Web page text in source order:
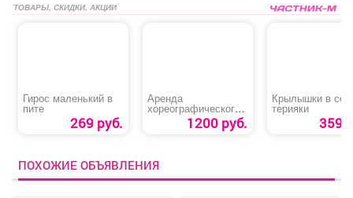
ТОВАРЫ, СКИДКИ, АКЦИИ
Гирос маленький в
пите
269 руб.
Аренда
хореографического
зала 1200 руб.
Крылышки в
терияки
359
ПОХОЖИЕ ОБЪЯВЛЕНИЯ